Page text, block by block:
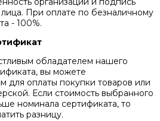
При оплате по безналичному
- 100%.
обладателем нашего
вы можете
для оплаты покупки товаров или
Если стоимость выбранного
номинала сертификата, то
разницу.